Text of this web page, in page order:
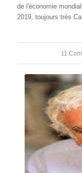
de l'économie
2019, toujours très
11